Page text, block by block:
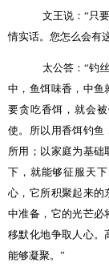
文王说： “只
情实话。您怎么会有
太公答： “钓
中，鱼饵味香，中鱼
要贪吃香饵，就会
使。所以用香饵钓鱼
所用；以家庭为基础
下，就能够征服天
心，它所积聚起来的
中准备，它的光芒必
移默化地争取人心。
能够凝聚。 ”